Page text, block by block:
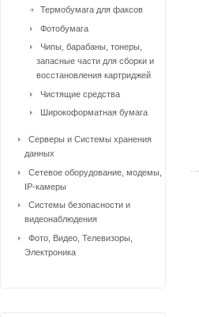
Термобумага для факсов
Фотобумага
Чипы, барабаны, тонеры,
запасные части для сборки и
восстановления картриджей
Чистящие средства
Широкоформатная бумага
Серверы и Системы хранения
данных
Сетевое оборудование, модемы,
IP-камеры
Системы безопасности и
видеонаблюдения
Фото, Видео, Телевизоры,
Электроника